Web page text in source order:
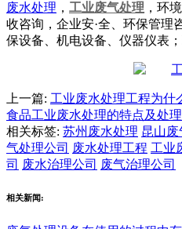
废水处理 ， 工业废气处理 ，环
收咨询，企业安·全、环保管理
保设备、机电设备、仪器仪表
上一篇: 工业废水处理工程为什
食品工业废水处理的特点及处
相关标签: 苏州废水处理 昆山废
气处理公司 废水处理工程 工业
司 废水治理公司 废气治理公司
相关新闻: